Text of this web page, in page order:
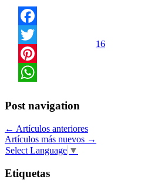
Facebook
Twitter
Pinterest
16
Post navigation
← Artículos anteriores
Artículos más nuevos →
Select Language ▼
Etiquetas